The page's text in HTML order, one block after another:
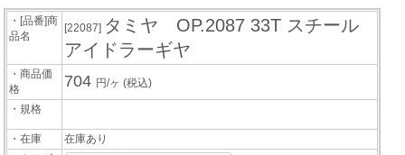
・[品番]商
品名
[22087] タミヤ OP.2087 33T スチール
アイドラーギヤ
・商品価
格
704 円/ヶ(税込)
・規格
・在庫
在庫あり